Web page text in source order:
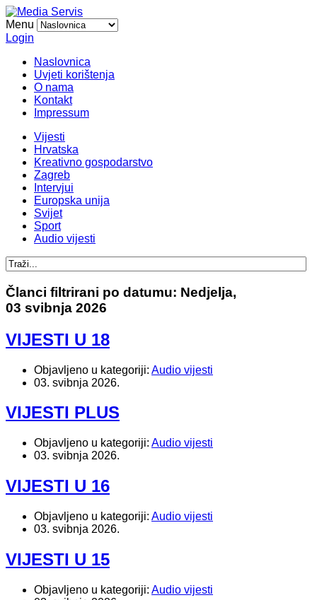
Menu
Login
Naslovnica
Uvjeti korištenja
O nama
Kontakt
Impressum
Vijesti
Hrvatska
Kreativno gospodarstvo
Zagreb
Intervjui
Europska unija
Svijet
Sport
Audio vijesti
Članci filtrirani po datumu: Nedjelja,
03 svibnja 2026
VIJESTI U 18
Objavljeno u kategoriji: Audio vijesti
03. svibnja 2026.
VIJESTI PLUS
Objavljeno u kategoriji: Audio vijesti
03. svibnja 2026.
VIJESTI U 16
Objavljeno u kategoriji: Audio vijesti
03. svibnja 2026.
VIJESTI U 15
Objavljeno u kategoriji: Audio vijesti